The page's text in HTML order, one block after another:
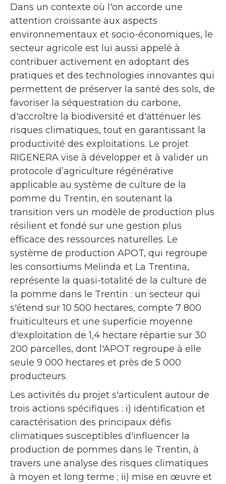
Dans un contexte où l'on accorde une
attention croissante aux aspects
environnementaux et socio-économiques, le
secteur agricole est lui aussi appelé à
contribuer activement en adoptant des
pratiques et des technologies innovantes qui
permettent de préserver la santé des sols, de
favoriser la séquestration du carbone,
d'accroître la biodiversité et d'atténuer les
risques climatiques, tout en garantissant la
productivité des exploitations. Le projet
RIGENERA vise à développer et à valider un
protocole d’agriculture régénérative
applicable au système de culture de la
pomme du Trentin, en soutenant la
transition vers un modèle de production plus
résilient et fondé sur une gestion plus
efficace des ressources naturelles. Le
système de production APOT, qui regroupe
les consortiums Melinda et La Trentina,
représente la quasi-totalité de la culture de
la pomme dans le Trentin : un secteur qui
s'étend sur 10 500 hectares, compte 7 800
fruiticulteurs et une superficie moyenne
d'exploitation de 1,4 hectare répartie sur 30
200 parcelles, dont l'APOT regroupe à elle
seule 9 000 hectares et près de 5 000
producteurs.
Les activités du projet s'articulent autour de
trois actions spécifiques : i) identification et
caractérisation des principaux défis
climatiques susceptibles d'influencer la
production de pommes dans le Trentin, à
travers une analyse des risques climatiques
à moyen et long terme ; ii) mise en œuvre et